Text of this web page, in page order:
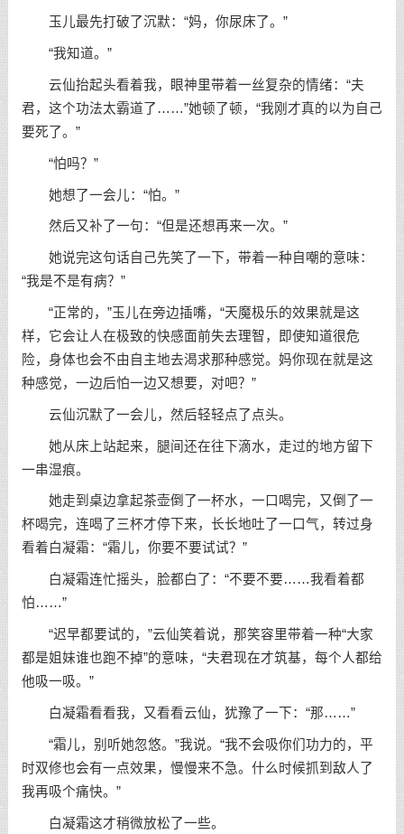
玉儿最先打破了沉默：“妈，你尿床了。”
“我知道。”
云仙抬起头看着我，眼神里带着一丝复杂的情绪：“夫
君，这个功法太霸道了……”她顿了顿，“我刚才真的以为自己
要死了。”
“怕吗？”
她想了一会儿：“怕。”
然后又补了一句：“但是还想再来一次。”
她说完这句话自己先笑了一下，带着一种自嘲的意味：
“我是不是有病？”
“正常的，”玉儿在旁边插嘴，“天魔极乐的效果就是这
样，它会让人在极致的快感面前失去理智，即使知道很危
险，身体也会不由自主地去渴求那种感觉。妈你现在就是这
种感觉，一边后怕一边又想要，对吧？”
云仙沉默了一会儿，然后轻轻点了点头。
她从床上站起来，腿间还在往下滴水，走过的地方留下
一串湿痕。
她走到桌边拿起茶壶倒了一杯水，一口喝完，又倒了一
杯喝完，连喝了三杯才停下来，长长地吐了一口气，转过身
看着白凝霜：“霜儿，你要不要试试？”
白凝霜连忙摇头，脸都白了：“不要不要……我看着都
怕……”
“迟早都要试的，”云仙笑着说，那笑容里带着一种“大家
都是姐妹谁也跑不掉”的意味，“夫君现在才筑基，每个人都给
他吸一吸。”
白凝霜看看我，又看看云仙，犹豫了一下：“那……”
“霜儿，别听她忽悠。”我说。“我不会吸你们功力的，平
时双修也会有一点效果，慢慢来不急。什么时候抓到敌人了
我再吸个痛快。”
白凝霜这才稍微放松了一些。